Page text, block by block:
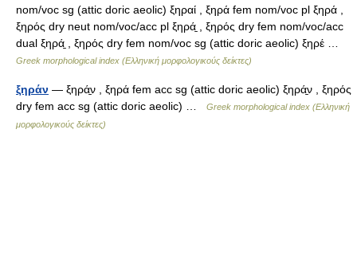
nom/voc sg (attic doric aeolic) ξηραί , ξηρά fem nom/voc pl ξηρά ,
ξηρός dry neut nom/voc/acc pl ξηρά̱ , ξηρός dry fem nom/voc/acc
dual ξηρά̱ , ξηρός dry fem nom/voc sg (attic doric aeolic) ξηρέ …
Greek morphological index (Ελληνική μορφολογικούς δείκτες)
ξηράν — ξηρά̱ν , ξηρά fem acc sg (attic doric aeolic) ξηρά̱ν , ξηρός
dry fem acc sg (attic doric aeolic) …
Greek morphological index (Ελληνική
μορφολογικούς δείκτες)